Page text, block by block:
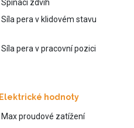
Spínací zdvih
Síla pera v klidovém stavu
Síla pera v pracovní pozici
Elektrické hodnoty
Max proudové zatížení